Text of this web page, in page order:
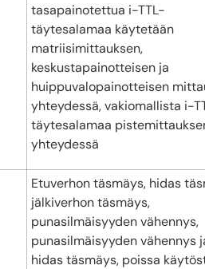
tasapainotettua i-TTL-
täytesalamaa käytetään
matriisimittauksen,
keskustapainotteisen ja
huippuvalopainotteisen
yhteydessä, vakiomallista i-
täytesalamaa
yhteydessä
Etuverhon täsmäys, hidas
jälkiverhon täsmäys,
punasilmäisyyden vähennys,
punasilmäisyyden vähennys
hidas täsmäys, poissa